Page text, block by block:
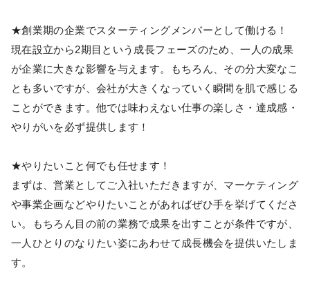
★創業期の企業でスターティングメンバーとして働ける！
現在設立から2期目という成長フェーズのため、一人の成果
が企業に大きな影響を与えます。もちろん、その分大変なこ
とも多いですが、会社が大きくなっていく瞬間を肌で感じる
ことができます。他では味わえない仕事の楽しさ・達成感・
やりがいを必ず提供します！
★やりたいこと何でも任せます！
まずは、営業としてご入社いただきますが、マーケティング
や事業企画などやりたいことがあればぜひ手を挙げてくださ
い。もちろん目の前の業務で成果を出すことが条件ですが、
一人ひとりのなりたい姿にあわせて成長機会を提供いたしま
す。